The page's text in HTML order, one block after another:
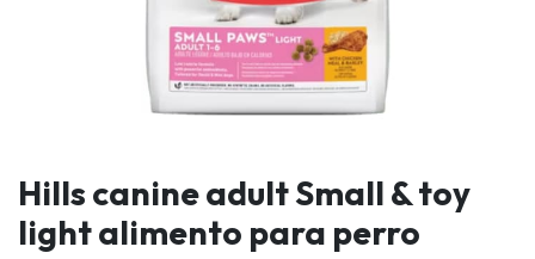
Hills canine adult Small & toy
light alimento para perro